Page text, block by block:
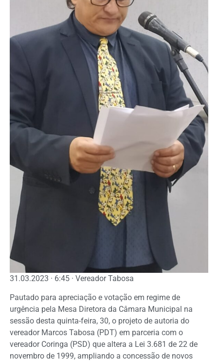
31.03.2023 · 6:45 · Vereador Tabosa
Pautado para apreciação e votação em regime de
urgência pela Mesa Diretora da Câmara Municipal na
sessão desta quinta-feira, 30, o projeto de autoria do
vereador Marcos Tabosa (PDT) em parceria com o
vereador Coringa (PSD) que altera a Lei 3.681 de 22 de
novembro de 1999, ampliando a concessão de novos